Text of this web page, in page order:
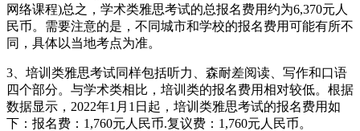
网络课程)总之，学术类雅思考试的总报名费用约为6,370元人
民币。需要注意的是，不同城市和学校的报名费用可能有所不
同，具体以当地考点为准。
3、培训类雅思考试同样包括听力、森耐差阅读、写作和口语
四个部分。与学术类相比，培训类的报名费用相对较低。根据
数据显示，2022年1月1日起，培训类雅思考试的报名费用如
下：报名费：1,760元人民币.复议费：1,760元人民币。